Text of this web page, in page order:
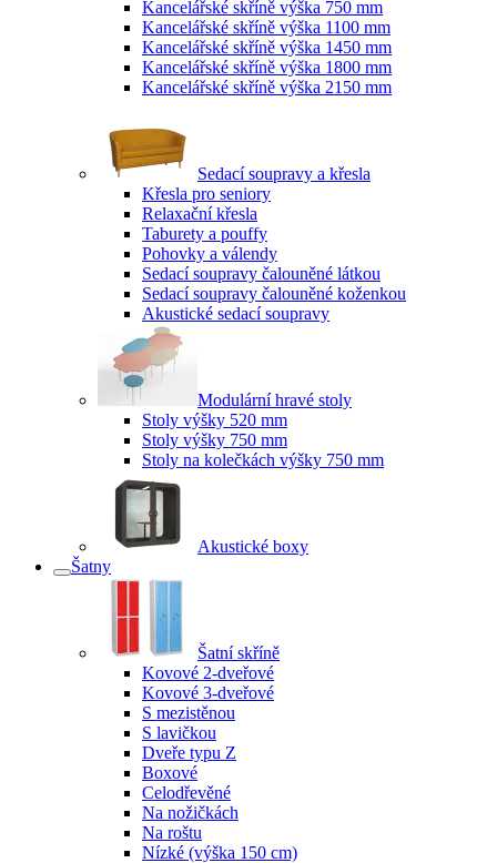
Kancelářské skříně výška 750 mm
Kancelářské skříně výška 1100 mm
Kancelářské skříně výška 1450 mm
Kancelářské skříně výška 1800 mm
Kancelářské skříně výška 2150 mm
Sedací soupravy a křesla
Křesla pro seniory
Relaxační křesla
Taburety a pouffy
Pohovky a válendy
Sedací soupravy čalouněné látkou
Sedací soupravy čalouněné koženkou
Akustické sedací soupravy
Modulární hravé stoly
Stoly výšky 520 mm
Stoly výšky 750 mm
Stoly na kolečkách výšky 750 mm
Akustické boxy
Šatny
Šatní skříně
Kovové 2-dveřové
Kovové 3-dveřové
S mezistěnou
S lavičkou
Dveře typu Z
Boxové
Celodřevěné
Na nožičkách
Na roštu
Nízké (výška 150 cm)